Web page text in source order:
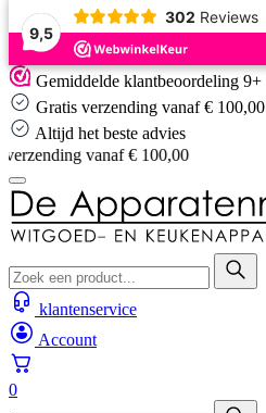
9,5
302 Reviews
Skip
to
content
Gemiddelde klantbeoordeling 9+
Gratis verzending vanaf € 100,00
Altijd het beste advies
Altijd het beste advies
klantenservice
Account
0